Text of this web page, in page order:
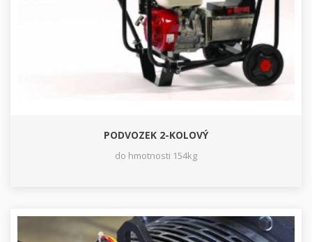
PODVOZEK 2-KOLOVÝ
do hmotnosti 154kg